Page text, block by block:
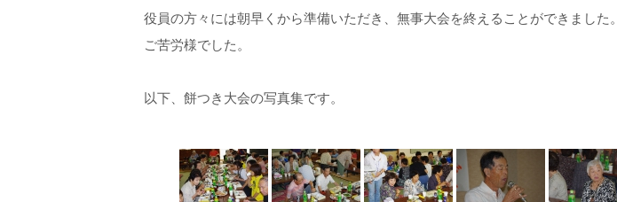
役員の方々には朝早くから準備いただき、無事大会を終えることができました。
ご苦労様でした。
以下、餅つき大会の写真集です。